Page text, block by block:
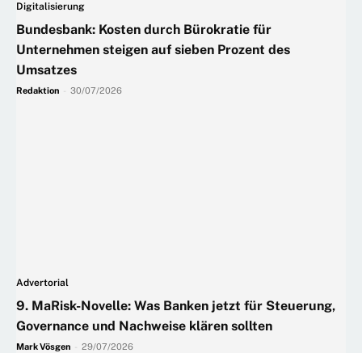
Digitalisierung
Bundesbank: Kosten durch Bürokratie für
Unternehmen steigen auf sieben Prozent des
Umsatzes
Redaktion 30/07/2026
Advertorial
9. MaRisk-Novelle: Was Banken jetzt für Steuerung,
Governance und Nachweise klären sollten
Mark Vösgen 29/07/2026